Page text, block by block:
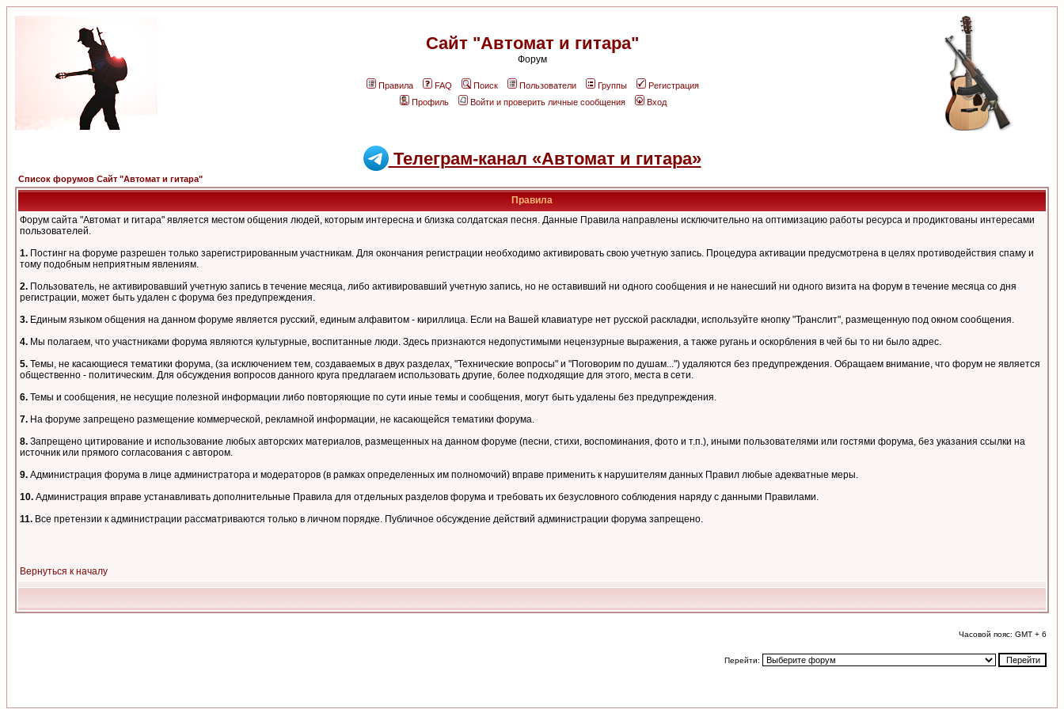
Сайт "Автомат и гитара"
Форум
Правила FAQ Поиск Пользователи Группы
Регистрация
Профиль
Войти и проверить личные сообщения Вход
Телеграм-канал «Автомат и гитара»
Список форумов Сайт "Автомат и гитара"
Правила
Форум сайта "Автомат и гитара" является местом общения людей, которым интересна и близка солдатская песня. Данные Правила направлены исключительно на оптимизацию работы ресурса и продиктованы интересами
пользователей.
1. Постинг на форуме разрешен только зарегистрированным участникам. Для окончания регистрации необходимо активировать свою учетную запись. Процедура активации предусмотрена в целях противодействия спаму и
тому подобным неприятным явлениям.
2. Пользователь, не активировавший учетную запись в течение месяца, либо активировавший учетную запись, но не оставивший ни одного сообщения и не нанесший ни одного визита на форум в течение месяца со дня
регистрации, может быть удален с форума без предупреждения.
3. Единым языком общения на данном форуме является русский, единым алфавитом - кириллица. Если на Вашей клавиатуре нет русской раскладки, используйте кнопку "Транслит", размещенную под окном сообщения.
4. Мы полагаем, что участниками форума являются культурные, воспитанные люди. Здесь признаются недопустимыми нецензурные выражения, а также ругань и оскорбления в чей бы то ни было адрес.
5. Темы, не касающиеся тематики форума, (за исключением тем, создаваемых в двух разделах, "Технические вопросы" и "Поговорим по душам...") удаляются без предупреждения. Обращаем внимание, что форум не является
общественно - политическим. Для обсуждения вопросов данного круга предлагаем использовать другие, более подходящие для этого, места в сети.
6. Темы и сообщения, не несущие полезной информации либо повторяющие по сути иные темы и сообщения, могут быть удалены без предупреждения.
7. На форуме запрещено размещение коммерческой, рекламной информации, не касающейся тематики форума.
8. Запрещено цитирование и использование любых авторских материалов, размещенных на данном форуме (песни, стихи, воспоминания, фото и т.п.), иными пользователями или гостями форума, без указания ссылки на
источник или прямого согласования с автором.
9. Администрация форума в лице администратора и модераторов (в рамках определенных им полномочий) вправе применить к нарушителям данных Правил любые адекватные меры.
10. Администрация вправе устанавливать дополнительные Правила для отдельных разделов форума и требовать их безусловного соблюдения наряду с данными Правилами.
11. Все претензии к администрации рассматриваются только в личном порядке. Публичное обсуждение действий администрации форума запрещено.
Вернуться к началу
Часовой пояс: GMT + 6
Перейти: